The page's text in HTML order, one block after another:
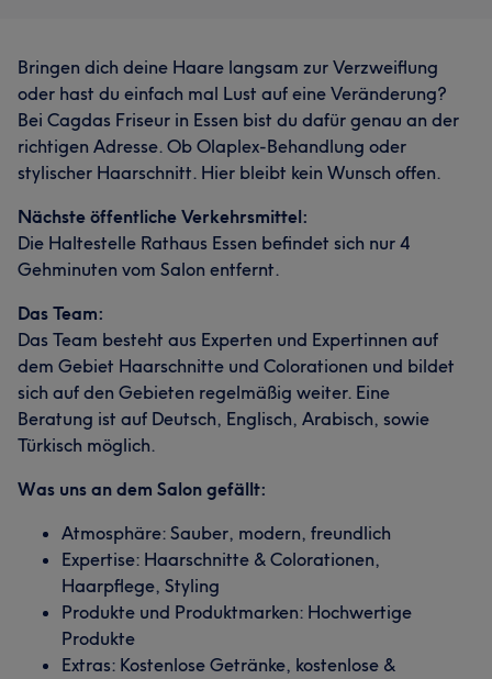
Bringen dich deine Haare langsam zur Verzweiflung
oder hast du einfach mal Lust auf eine Veränderung?
Bei Cagdas Friseur in Essen bist du dafür genau an der
richtigen Adresse. Ob Olaplex-Behandlung oder
stylischer Haarschnitt. Hier bleibt kein Wunsch offen.
Nächste öffentliche Verkehrsmittel:
Die Haltestelle Rathaus Essen befindet sich nur 4
Gehminuten vom Salon entfernt.
Das Team:
Das Team besteht aus Experten und Expertinnen auf
dem Gebiet Haarschnitte und Colorationen und bildet
sich auf den Gebieten regelmäßig weiter. Eine
Beratung ist auf Deutsch, Englisch, Arabisch, sowie
Türkisch möglich.
Was uns an dem Salon gefällt:
Atmosphäre: Sauber, modern, freundlich
Expertise: Haarschnitte & Colorationen,
Haarpflege, Styling
Produkte und Produktmarken: Hochwertige
Produkte
Extras: Kostenlose Getränke, kostenlose &